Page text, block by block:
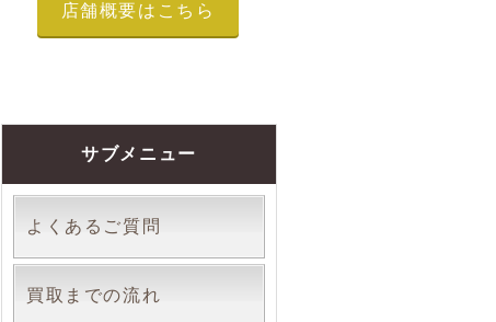
店舗概要はこちら
サブメニュー
よくあるご質問
買取までの流れ